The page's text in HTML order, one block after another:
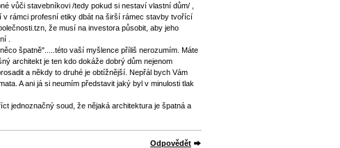
vůči stavebníkovi /tedy pokud si nestaví vlastní dům/ ,
v rámci profesní etiky dbát na širší rámec stavby tvořící
že musí na investora působit, aby jeho
.
špatně".....této vaší myšlence příliš nerozumím. Máte
architekt je ten kdo dokáže dobrý dům nejenom
a někdy to druhé je obtížnější. Nepřál bych Vám
A ani já si neumím představit jaký byl v minulosti tlak
jednoznačný soud, že nějaká architektura je špatná a
Odpovědět